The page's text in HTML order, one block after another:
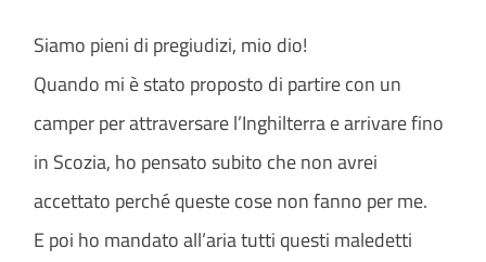
Siamo pieni di pregiudizi, mio dio!
Quando mi è stato proposto di partire con un
camper per attraversare l’Inghilterra e arrivare fino
in Scozia, ho pensato subito che non avrei
accettato perché queste cose non fanno per me.
E poi ho mandatoall’aria tutti questi maledetti